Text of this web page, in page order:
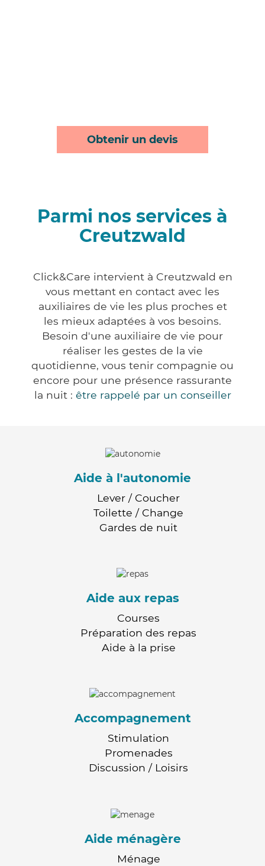
Obtenir un devis
Parmi nos services à
Creutzwald
Click&Care intervient à Creutzwald en
vous mettant en contact avec les
auxiliaires de vie les plus proches et
les mieux adaptées à vos besoins.
Besoin d'une auxiliaire de vie pour
réaliser les gestes de la vie
quotidienne, vous tenir compagnie ou
encore pour une présence rassurante
la nuit : être rappelé par un conseiller
Aide à l'autonomie
Lever / Coucher
Toilette / Change
Gardes de nuit
Aide aux repas
Courses
Préparation des repas
Aide à la prise
Accompagnement
Stimulation
Promenades
Discussion / Loisirs
Aide ménagère
Ménage